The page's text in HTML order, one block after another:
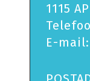
1115
E-mail: